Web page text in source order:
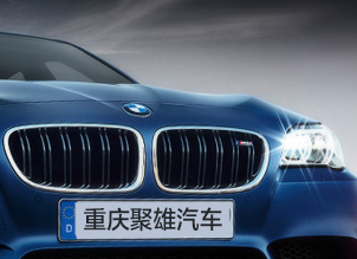
行业新闻
技术知识
租车百科